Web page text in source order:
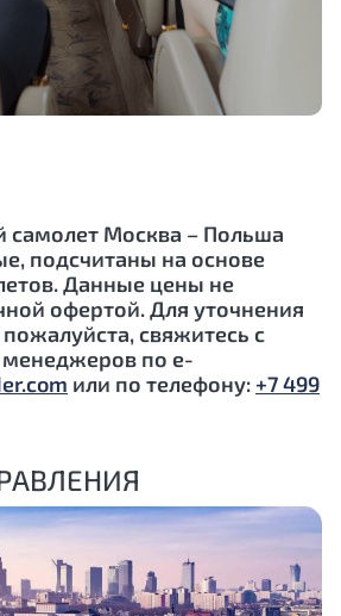
самолет Москва – Польша
подсчитаны на основе
Данные цены не
офертой. Для уточнения
свяжитесь с
по e-
или по телефону:+7 499